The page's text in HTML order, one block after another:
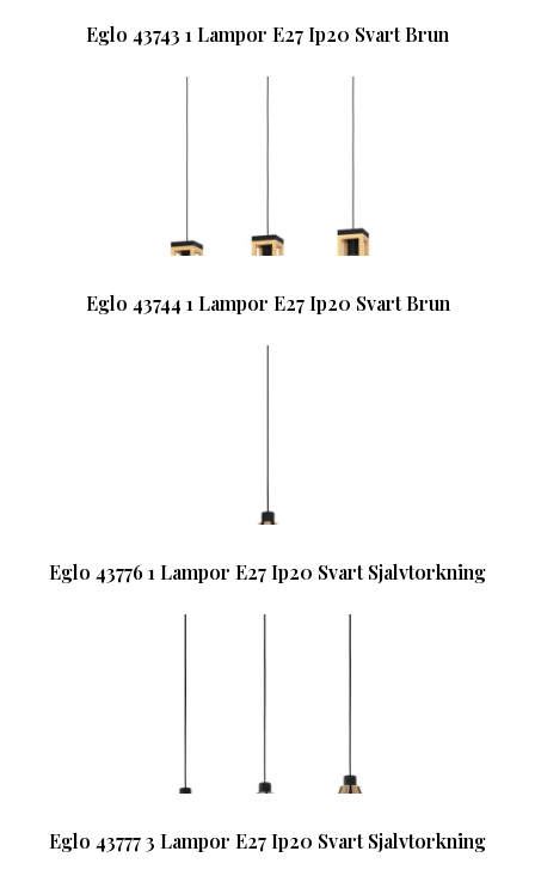
Eglo 43743 1 Lampor E27 Ip20 Svart Brun
Eglo 43744 1 Lampor E27 Ip20 Svart Brun
Eglo 43776 1 Lampor E27 Ip20 Svart Sjalvtorkning
Eglo 43777 3 Lampor E27 Ip20 Svart Sjalvtorkning